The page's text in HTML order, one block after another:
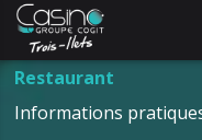
Restaurant
Informations